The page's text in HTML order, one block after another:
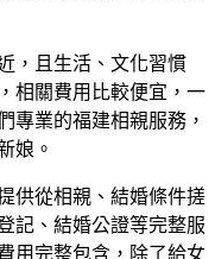
，且生活、文化習慣
相關費用比較便宜，一
專業的福建相親服務，
娘。
供從相親、結婚條件搓
記、結婚公證等完整服
用完整包含，除了給女